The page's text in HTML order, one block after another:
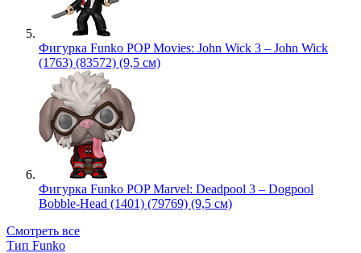
Фигурка Funko POP Movies: John Wick 3 – John Wick
(1763) (83572) (9,5 см)
Фигурка Funko POP Marvel: Deadpool 3 – Dogpool
Bobble-Head (1401) (79769) (9,5 см)
Смотреть все
Тип Funko